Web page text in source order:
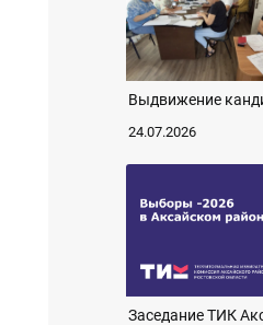
Выдвижение
24.07.2026
Заседание ТИК